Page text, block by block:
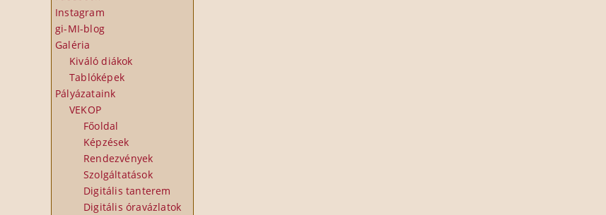
Instagram
gi-MI-blog
Galéria
Kiváló diákok
Tablóképek
Pályázataink
VEKOP
Főoldal
Képzések
Rendezvények
Szolgáltatások
Digitális tanterem
Digitális óravázlatok